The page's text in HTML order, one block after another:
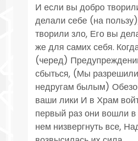
И если вы добро
делали себе (на
творили зло, Его вы
же для самих себя.
(черед)
сбыться, (Мы
недругам былым)
ваши лики И в Храм
первый раз они вошли в
нем низвергнуть все,